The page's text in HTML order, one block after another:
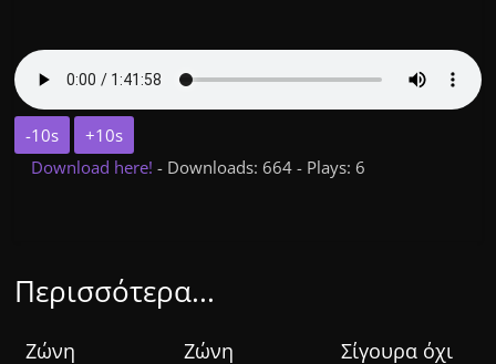
-10s
+10s
Download here!- Downloads: 664 - Plays: 6
Περισσότερα...
Ζώνη
Ζώνη
Σίγουρα όχι